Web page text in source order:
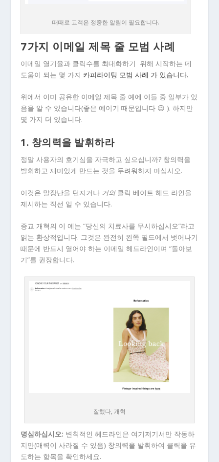
때때로 고객은 정중한 알림이 필요합니다.
7가지 이메일 제목 줄 모범 사례
이메일 열기율과 클릭수를 최대화하기 위해 시작하는 데
도움이 되는 몇 가지 카피라이팅 모범 사례 가 있습니다.
위에서 이미 공유한 이메일 제목 줄 예에 이들 중 일부가 있
음을 알 수 있습니다(좋은 예이기 때문입니다 😉 ). 하지만
몇 가지 더 있습니다.
1. 창의력을 발휘하라
정말 사용자의 호기심을 자극하고 싶으십니까? 창의력을
발휘하고 재미있게 만드는 것을 두려워하지 마십시오.
이것은 말장난을 던지거나 거의클릭 베이트 헤드 라인을
제시하는 직선 일 수 있습니다.
종교 개혁의 이 예는 “당신의 치료사를 무시하십시오”라고
읽는 환상적입니다. 그것은 완전히 왼쪽 필드에서 벗어나기
때문에 반드시 열어야 하는 이메일 헤드라인이며 “돌아보
기”를 권장합니다.
잘했다, 개혁
명심하십시오: 변칙적인 헤드라인은 여기저기서만 작동하
지만(매력이 사라질 수 있음) 창의력을 발휘하여 클릭을 유
도하는 항목을 확인하세요.